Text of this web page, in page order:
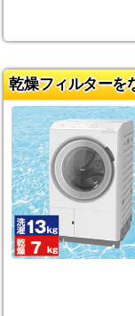
乾燥フィルターを